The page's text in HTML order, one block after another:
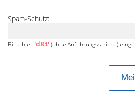
Spam-Schutz:
Bitte hier 'd84'(ohne Anführungsstriche)